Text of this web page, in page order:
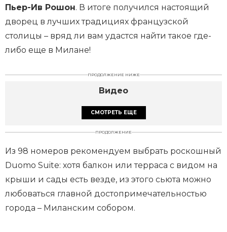
Пьер-Ив Рошон. В итоге получился настоящий
дворец в лучших традициях французской
столицы – вряд ли вам удастся найти такое где-
либо еще в Милане!
ПРОДОЛЖЕНИЕ НИЖЕ
Видео
СМОТРЕТЬ ЕЩЕ
ПРОДОЛЖЕНИЕ
Из 98 номеров рекомендуем выбрать роскошный
Duomo Suite: хотя балкон или терраса с видом на
крыши и сады есть везде, из этого сьюта можно
любоваться главной достопримечательностью
города – Миланским собором.